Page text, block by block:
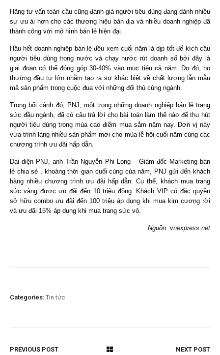
Hãng tư vấn toàn cầu cũng đánh giá người tiêu dùng đang dành nhiều
sự ưu ái hơn cho các thương hiệu bản địa và nhiều doanh nghiệp đã
thành công với mô hình bán lẻ hiện đại.
Hầu hết doanh nghiệp bán lẻ đều xem cuối năm là dịp tốt để kích cầu
người tiêu dùng trong nước và chạy nước rút doanh số bởi đây là
giai đoạn có thể đóng góp 30-40% vào mục tiêu cả năm. Do đó, họ
thường đầu tư lớn nhằm tạo ra sự khác biệt về chất lượng lẫn mẫu
mã sản phẩm trong cuộc đua với những đối thủ cùng ngành.
Trong bối cảnh đó, PNJ, một trong những doanh nghiệp bán lẻ trang
sức đầu ngành, đã có câu trả lời cho bài toán làm thế nào để thu hút
người tiêu dùng trong mùa cao điểm mua sắm năm nay. Đơn vị này
vừa trình làng nhiều sản phẩm mới cho mùa lễ hội cuối năm cùng các
chương trình ưu đãi hấp dẫn.
Đại diện PNJ, anh Trần Nguyễn Phi Long – Giám đốc Marketing bán
lẻ chia sẻ , khoảng thời gian cuối cùng của năm, PNJ gửi đến khách
hàng nhiều chương trình ưu đãi hấp dẫn. Cụ thể, khách mua trang
sức vàng được ưu đãi đến 10 triệu đồng. Khách VIP có đặc quyền
sở hữu combo ưu đãi đến 100 triệu áp dụng khi mua kim cương rời
và ưu đãi 15% áp dung khi mua trang sức vỏ.
Nguồn: vnexpress.net
Categories: Tin tức
PREVIOUS POST NEXT POST